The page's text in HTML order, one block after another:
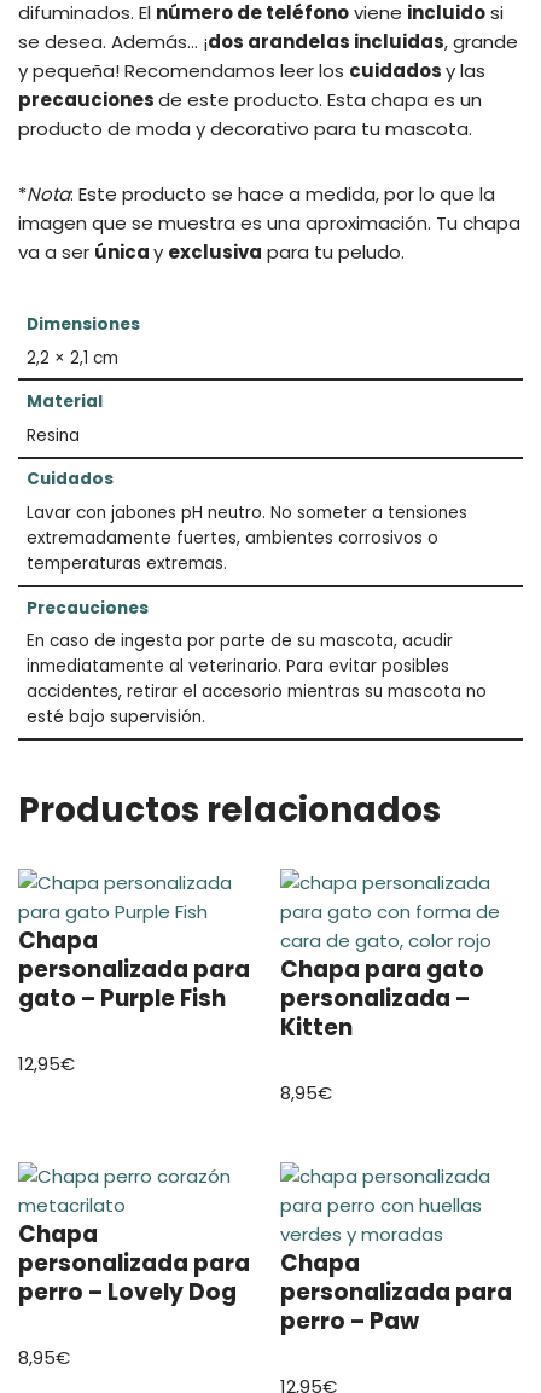
difuminados. El número de teléfonoviene incluidosi
se desea. Además… ¡dos arandelas incluidas, grande
y pequeña!Recomendamos leer los cuidadosy las
precaucionesde este producto. Esta chapa es un
producto de moda y decorativo para tu mascota.
*Nota: Este producto se hace a medida, por lo que la
imagen que se muestra es una aproximación. Tu chapa
va a ser únicay exclusiva para tu peludo.
Dimensiones
2,2 × 2,1 cm
Material
Resina
Cuidados
Lavar con jabones pH neutro. No someter a tensiones
extremadamente fuertes, ambientes corrosivos o
temperaturas extremas.
Precauciones
En caso de ingesta por parte de su mascota, acudir
inmediatamente al veterinario. Para evitar posibles
accidentes, retirar el accesorio mientras su mascota no
esté bajo supervisión.
Productos relacionados
Chapa
personalizada para
gato – Purple Fish
12,95€
Chapa para gato
personalizada –
Kitten
8,95€
Chapa
personalizada para
perro – Lovely Dog
8,95€
Chapa
personalizada para
perro – Paw
12,95€